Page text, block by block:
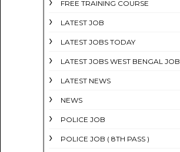
FREE TRAINING COURSE
LATEST JOB
LATEST JOBS TODAY
LATEST JOBS WEST BENGAL JOB
LATEST NEWS
NEWS
POLICE JOB
POLICE JOB ( 8TH PASS )